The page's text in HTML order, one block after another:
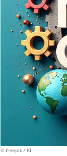
© freepik / KI